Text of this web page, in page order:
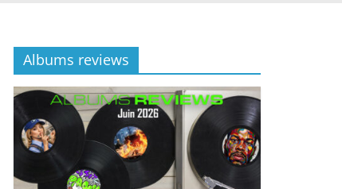
Albums reviews